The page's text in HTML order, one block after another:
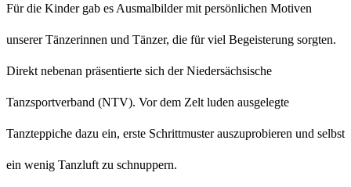
Für die Kinder gab es Ausmalbilder mit persönlichen Motiven
unserer Tänzerinnen und Tänzer, die für viel Begeisterung sorgten.
Direkt nebenan präsentierte sich der Niedersächsische
Tanzsportverband (NTV). Vor dem Zelt luden ausgelegte
Tanzteppiche dazu ein, erste Schrittmuster auszuprobieren und selbst
ein wenig Tanzluft zu schnuppern.